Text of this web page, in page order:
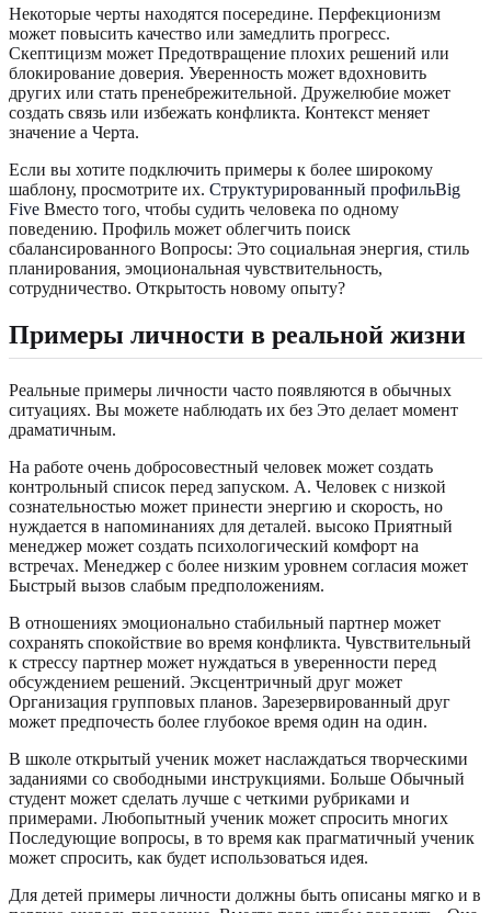
Некоторые черты находятся посередине. Перфекционизм
может повысить качество или замедлить прогресс.
Скептицизм может Предотвращение плохих решений или
блокирование доверия. Уверенность может вдохновить
других или стать пренебрежительной. Дружелюбие может
создать связь или избежать конфликта. Контекст меняет
значение а Черта.
Если вы хотите подключить примеры к более широкому
шаблону, просмотрите их. Структурированный профильBig
Five Вместо того, чтобы судить человека по одному
поведению. Профиль может облегчить поиск
сбалансированного Вопросы: Это социальная энергия, стиль
планирования, эмоциональная чувствительность,
сотрудничество. Открытость новому опыту?
Примеры личности в реальной жизни
Реальные примеры личности часто появляются в обычных
ситуациях. Вы можете наблюдать их без Это делает момент
драматичным.
На работе очень добросовестный человек может создать
контрольный список перед запуском. А. Человек с низкой
сознательностью может принести энергию и скорость, но
нуждается в напоминаниях для деталей. высоко Приятный
менеджер может создать психологический комфорт на
встречах. Менеджер с более низким уровнем согласия может
Быстрый вызов слабым предположениям.
В отношениях эмоционально стабильный партнер может
сохранять спокойствие во время конфликта. Чувствительный
к стрессу партнер может нуждаться в уверенности перед
обсуждением решений. Эксцентричный друг может
Организация групповых планов. Зарезервированный друг
может предпочесть более глубокое время один на один.
В школе открытый ученик может наслаждаться творческими
заданиями со свободными инструкциями. Больше Обычный
студент может сделать лучше с четкими рубриками и
примерами. Любопытный ученик может спросить многих
Последующие вопросы, в то время как прагматичный ученик
может спросить, как будет использоваться идея.
Для детей примеры личности должны быть описаны мягко и в